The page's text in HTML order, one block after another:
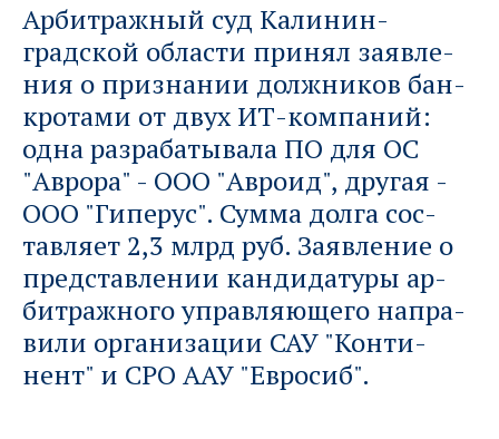
Ар­бит­раж­ный суд Ка­линин­
градской об­лас­ти при­нял заяв­ле­
ния о приз­на­нии дол­жни­ков бан­
кро­тами от двух ИТ-ком­па­ний:
од­на раз­ра­баты­вала ПО для ОС
"Ав­ро­ра" - ООО "Ав­роид", дру­гая -
ООО "Ги­перус". Сум­ма дол­га сос­
тав­ляет 2,3 млрд руб. Заяв­ле­ние о
пред­став­ле­нии кан­ди­дату­ры ар­
бит­раж­но­го уп­рав­ляю­ще­го нап­ра­
вили ор­га­низа­ции САУ "Кон­ти­
нент" и СРО ААУ "Ев­ро­сиб".